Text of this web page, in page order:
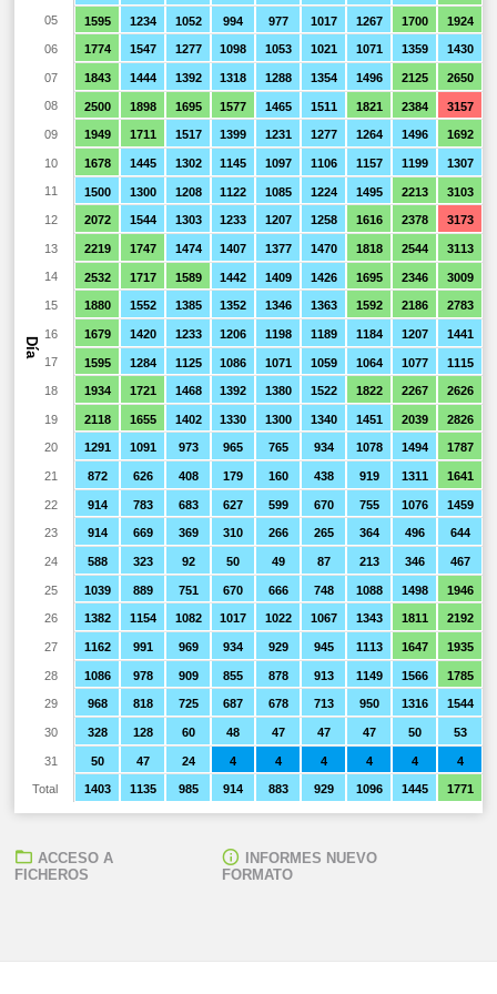
Día
1595 1234 1052 994 977 1017 1267 1700 1924
1774 1547 1277 1098 1053 1021 1071 1359 1430
1843 1444 1392 1318 1288 1354 1496 2125 2650
2500 1898 1695 1577 1465 1511 1821 2384 3157
1949 1711 1517 1399 1231 1277 1264 1496 1692
1678 1445 1302 1145 1097 1106 1157 1199 1307
1500 1300 1208 1122 1085 1224 1495 2213 3103
2072 1544 1303 1233 1207 1258 1616 2378 3173
2219 1747 1474 1407 1377 1470 1818 2544 3113
2532 1717 1589 1442 1409 1426 1695 2346 3009
1880 1552 1385 1352 1346 1363 1592 2186 2783
1679 1420 1233 1206 1198 1189 1184 1207 1441
1595 1284 1125 1086 1071 1059 1064 1077 1115
1934 1721 1468 1392 1380 1522 1822 2267 2626
2118 1655 1402 1330 1300 1340 1451 2039 2826
1291 1091 973 965 765 934 1078 1494 1787
872 626 408 179 160 438 919 1311 1641
914 783 683 627 599 670 755 1076 1459
914 669 369 310 266 265 364 496 644
588 323 92 50 49 87 213 346 467
1039 889 751 670 666 748 1088 1498 1946
1382 1154 1082 1017 1022 1067 1343 1811 2192
1162 991 969 934 929 945 1113 1647 1935
1086 978 909 855 878 913 1149 1566 1785
968 818 725 687 678 713 950 1316 1544
328 128 60 48 47 47 47 50 53
50 47 24 4 4 4 4 4 4
1403 1135 985 914 883 929 1096 1445 1771
05
06
07
08
09
10
11
12
13
14
15
16
17
18
19
20
21
22
23
24
25
26
27
28
29
30
31
Total
ACCESO A
FICHEROS
INFORMES NUEVO
FORMATO